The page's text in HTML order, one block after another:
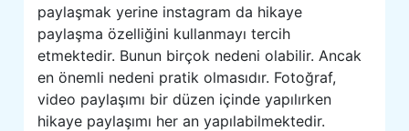
paylaşmak yerine instagram da hikaye
paylaşma özelliğini kullanmayı tercih
etmektedir. Bunun birçok nedeni olabilir. Ancak
en önemli nedeni pratik olmasıdır. Fotoğraf,
video paylaşımı bir düzen içinde yapılırken
hikaye paylaşımı her an yapılabilmektedir.